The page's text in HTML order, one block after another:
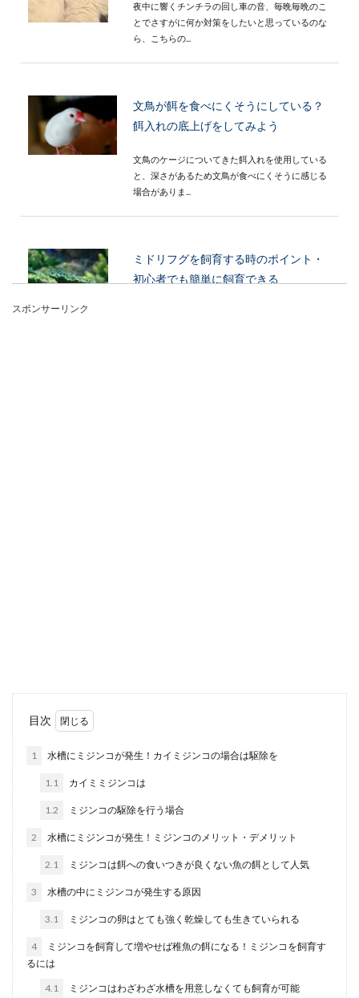
夜中に響くチンチラの回し車の音、毎晩毎晩のこ
とでさすがに何か対策をしたいと思っているのな
ら、こちらの...
文鳥が餌を食べにくそうにしている？
餌入れの底上げをしてみよう
文鳥のケージについてきた餌入れを使用している
と、深さがあるため文鳥が食べにくそうに感じる
場合がありま...
ミドリフグを飼育する時のポイント・
初心者でも簡単に飼育できる
ハムスターを飼育するときは砂遊び場を用意して
あげましょう...
メダカの飼育は発泡スチロールででき
る？屋外の飼い方
屋外でメダカを飼うときにはどんな素材の水槽が
いいのでしょうか？室内であればガラスやアクリ
スポンサーリンク
目次
1 水槽にミジンコが発生！カイミジンコの場合は駆除を
1.1 カイミミジンコは
1.2 ミジンコの駆除を行う場合
2 水槽にミジンコが発生！ミジンコのメリット・デメリット
2.1 ミジンコは餌への食いつきが良くない魚の餌として人気
3 水槽の中にミジンコが発生する原因
3.1 ミジンコの卵はとても強く乾燥しても生きていられる
4
ミジンコを飼育して増やせば稚魚の餌になる！ミジンコを飼育す
るには
4.1 ミジンコはわざわざ水槽を用意しなくても飼育が可能